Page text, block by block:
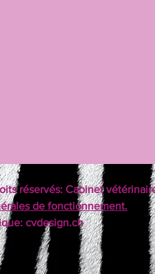
réservés: Cabinet
de fonctionnement.
cvdesign.ch